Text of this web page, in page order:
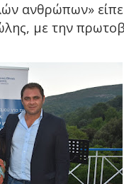
ανθρώπων»
με την